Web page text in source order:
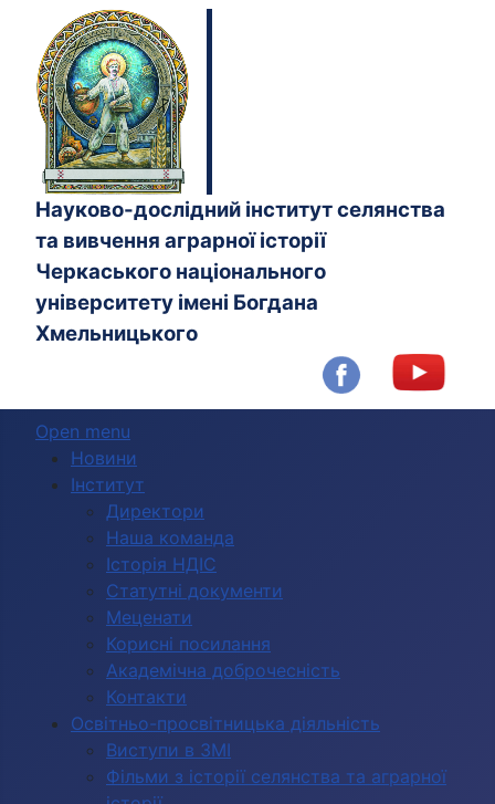
Науково-дослідний інститут селянства
та вивчення аграрної історії
Черкаського національного
університету імені Богдана
Хмельницького
Open menu
Новини
Інститут
Директори
Наша команда
Історія НДІС
Статутні документи
Меценати
Корисні посилання
Академічна доброчесність
Контакти
Освітньо-просвітницька діяльність
Виступи в ЗМІ
Фільми з історії селянства та аграрної